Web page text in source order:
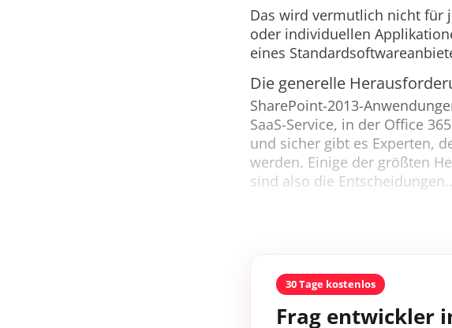
Das wird vermutlich nicht für
oder individuellen
eines
Die generelle
SharePoint-2013-
SaaS-Service, in der Office
und sicher gibt es Experten,
werden. Einige der größten
sind also die
30 Tage kostenlos
Frag entwickler